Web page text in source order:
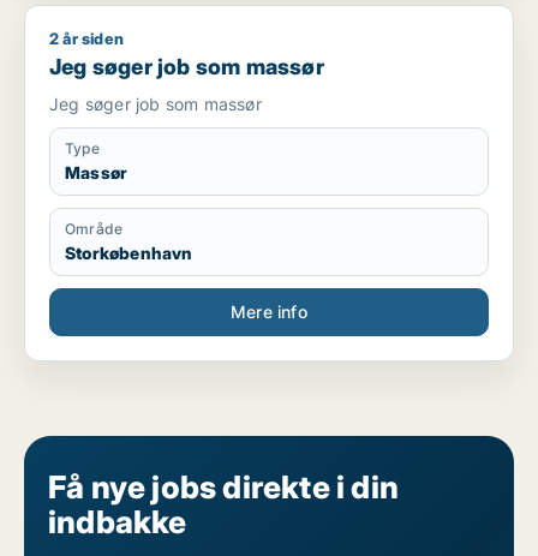
Jeg søger job som massør
2 år siden
Jeg søger job som massør
Jeg søger job som massør
Type
Massør
Område
Storkøbenhavn
Mere info
Få nye jobs direkte i din
indbakke